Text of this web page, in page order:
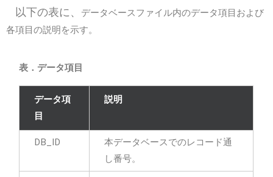
以下の表に、
データベースファイル内のデータ項目および
各項目の説明を示す。
表．データ項目
データ項
目
説明
DB_ID
本データベースでのレコード通
し番号。